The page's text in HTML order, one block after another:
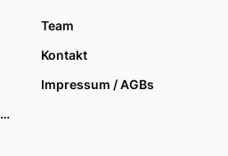
Team
Kontakt
Impressum / AGBs
Datenschutzoptionen verwalten